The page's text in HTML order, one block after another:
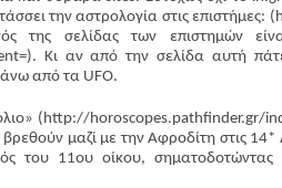
την αστρολογία στις
της σελίδας των επιστημών
Κι αν από την σελίδα αυτή
από τα UFO.
(http://horoscopes.pathfinder.gr/
μαζί με την Αφροδίτη στις
του 11ου οίκου,